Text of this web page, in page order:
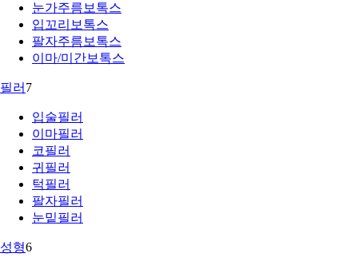
눈가주름보톡스
입꼬리보톡스
팔자주름보톡스
이마/미간보톡스
필러 7
입술필러
이마필러
코필러
귀필러
턱필러
팔자필러
눈밑필러
성형6